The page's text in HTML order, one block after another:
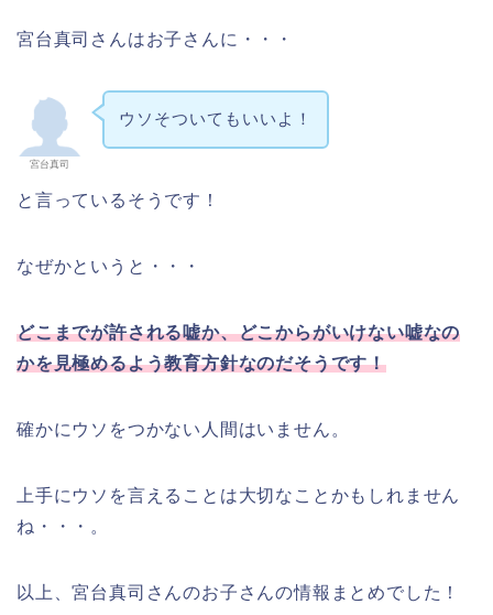
宮台真司さんはお子さんに・・・
宮台真司
ウソそついてもいいよ！
と言っているそうです！
なぜかというと・・・
どこまでが許される嘘か、どこからがいけない嘘なの
かを見極めるよう教育方針なのだそうです！
確かにウソをつかない人間はいません。
上手にウソを言えることは大切なことかもしれません
ね・・・。
以上、宮台真司さんのお子さんの情報まとめでした！